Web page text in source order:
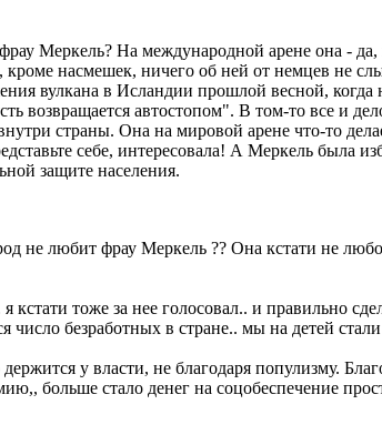
Меркель? На международной арене она - да,
насмешек, ничего об ней от немцев не
вулкана в Исландии прошлой весной, когда
возвращается автостопом". В том-то все и
страны. Она на мировой арене что-то
себе, интересовала! А Меркель была
защите населения.
не любит фрау Меркель ?? Она кстати не
кстати тоже за нее голосовал.. и правильно
число безработных в стране.. мы на детей
у власти, не благодаря популизму.
больше стало денег на соцобеспечение